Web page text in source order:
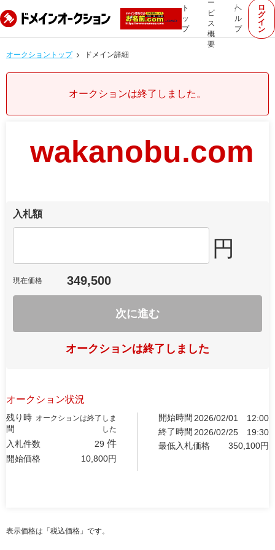
ト
ッ
プ
ー
ビ
ス
概
要
ヘ
ル
プ
ロ
グ
イ
ン
オークショントップ ドメイン詳細
オークションは終了しました。
wakanobu.com
入札額
円
現在価格 349,500
次に進む
オークションは終了しました
オークション状況
残り時
間
オークションは終了しま
した
入札件数 29 件
開始価格 10,800円
開始時間 2026/02/01
12:00
終了時間 2026/02/25
19:30
最低入札価格
350,100円
表示価格は「税込価格」です。